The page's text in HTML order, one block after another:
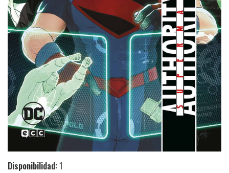
Disponibilidad:1